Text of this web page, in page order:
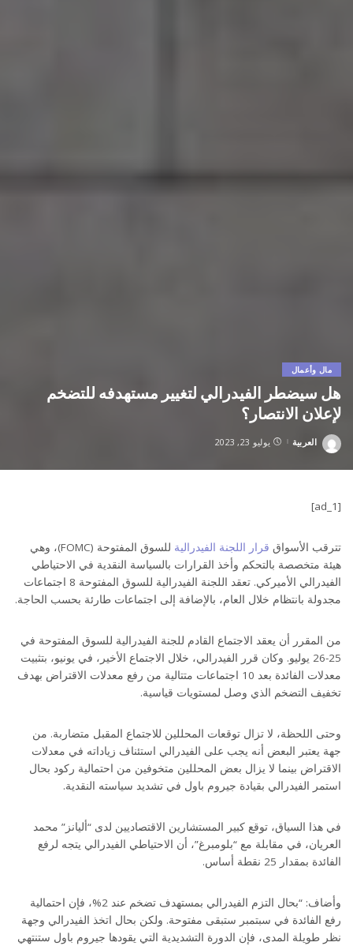
مال وأعمال
هل سيضطر الفيدرالي لتغيير مستهدفه للتضخم
لإعلان الانتصار؟
Posted
العربية يوليو 23, 2023
[ad_1]
تترقب الأسواق قرار اللجنة الفيدرالية
للسوق المفتوحة (FOMC)، وهي
هيئة متخصصة بالتحكم وأخذ القرارات بالسياسة النقدية في الاحتياطي
الفيدرالي الأميركي. تعقد اللجنة الفيدرالية للسوق المفتوحة 8 اجتماعات
مجدولة بانتظام خلال العام، بالإضافة إلى اجتماعات طارئة بحسب الحاجة.
من المقرر أن يعقد الاجتماع القادم للجنة الفيدرالية للسوق المفتوحة في
25-26 يوليو. وكان قرر الفيدرالي، خلال الاجتماع الأخير، في يونيو، بتثبيت
معدلات الفائدة بعد 10 اجتماعات متتالية من رفع معدلات الاقتراض بهدف
تخفيف التضخم الذي وصل لمستويات قياسية.
وحتى اللحظة، لا تزال توقعات المحللين للاجتماع المقبل متضاربة. من
جهة يعتبر البعض أنه يجب على الفيدرالي استئناف زياداته في معدلات
الاقتراض بينما لا يزال بعض المحللين متخوفين من احتمالية ركود بحال
استمر الفيدرالي بقيادة جيروم باول في تشديد سياسته النقدية.
في هذا السياق، توقع كبير المستشارين الاقتصاديين لدى “أليانز” محمد
العريان، في مقابلة مع “بلومبرغ”، أن الاحتياطي الفيدرالي يتجه لرفع
الفائدة بمقدار 25 نقطة أساس.
وأضاف: “بحال التزم الفيدرالي بمستهدف تضخم عند 2%، فإن احتمالية
رفع الفائدة في سبتمبر ستبقى مفتوحة. ولكن بحال اتخذ الفيدرالي وجهة
نظر طويلة المدى، فإن الدورة التشديدية التي يقودها جيروم باول ستنتهي